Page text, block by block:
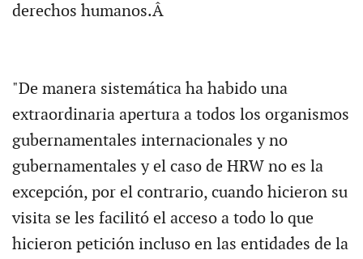
derechos humanos.Â
"De manera sistemática ha habido una
extraordinaria apertura a todos los organismos
gubernamentales internacionales y no
gubernamentales y el caso de HRW no es la
excepción, por el contrario, cuando hicieron su
visita se les facilitó el acceso a todo lo que
hicieron petición incluso en las entidades de la